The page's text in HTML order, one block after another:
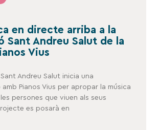
en directe arriba a la
Sant Andreu Salut de la
Vius
Andreu Salut inicia una
amb Pianos Vius per apropar la música
persones que viuen als seus
es posarà en